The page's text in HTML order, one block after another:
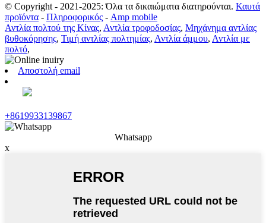
© Copyright - 2021-2025: Όλα τα δικαιώματα διατηρούνται. Καυτά
προϊόντα - Πληροφορικός - Amp mobile
Αντλία πολτού της Κίνας, Αντλία τροφοδοσίας, Μηχάνημα αντλίας
βυθοκόρησης, Τιμή αντλίας πολτημίας, Αντλία άμμου, Αντλία με
πολτό,
Αποστολή email
+8619933139867
Whatsapp
x